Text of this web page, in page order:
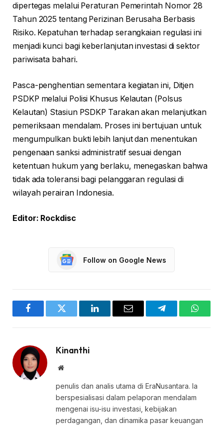
dipertegas melalui Peraturan Pemerintah Nomor 28
Tahun 2025 tentang Perizinan Berusaha Berbasis
Risiko. Kepatuhan terhadap serangkaian regulasi ini
menjadi kunci bagi keberlanjutan investasi di sektor
pariwisata bahari.
Pasca-penghentian sementara kegiatan ini, Ditjen
PSDKP melalui Polisi Khusus Kelautan (Polsus
Kelautan) Stasiun PSDKP Tarakan akan melanjutkan
pemeriksaan mendalam. Proses ini bertujuan untuk
mengumpulkan bukti lebih lanjut dan menentukan
pengenaan sanksi administratif sesuai dengan
ketentuan hukum yang berlaku, menegaskan bahwa
tidak ada toleransi bagi pelanggaran regulasi di
wilayah perairan Indonesia.
Editor: Rockdisc
Follow on Google News
FacebookTwitter LinkedInEmail Telegram
Kinanthi
Website
penulis dan analis utama di EraNusantara. Ia
berspesialisasi dalam pelaporan mendalam
mengenai isu-isu investasi, kebijakan
perdagangan, dan dinamika pasar keuangan